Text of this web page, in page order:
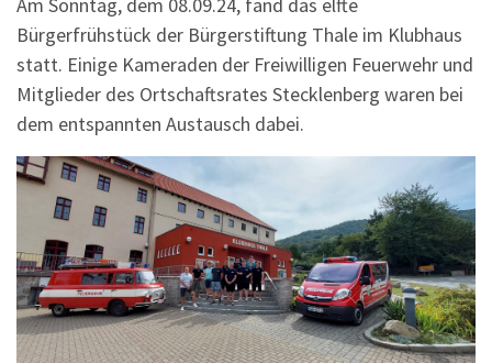
Bürgerfrühstück der Bürgerstiftung Thale im Klubhaus
statt. Einige Kameraden der Freiwilligen Feuerwehr und
Mitglieder des Ortschaftsrates Stecklenberg waren bei
dem entspannten Austausch dabei.